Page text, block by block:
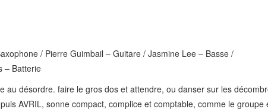
/ Pierre Guimbail – Guitare / Jasmine Lee – Basse /
– Batterie
au désordre. faire le gros dos et attendre, ou danser sur les
AVRIL, sonne compact, complice et comptable, comme le